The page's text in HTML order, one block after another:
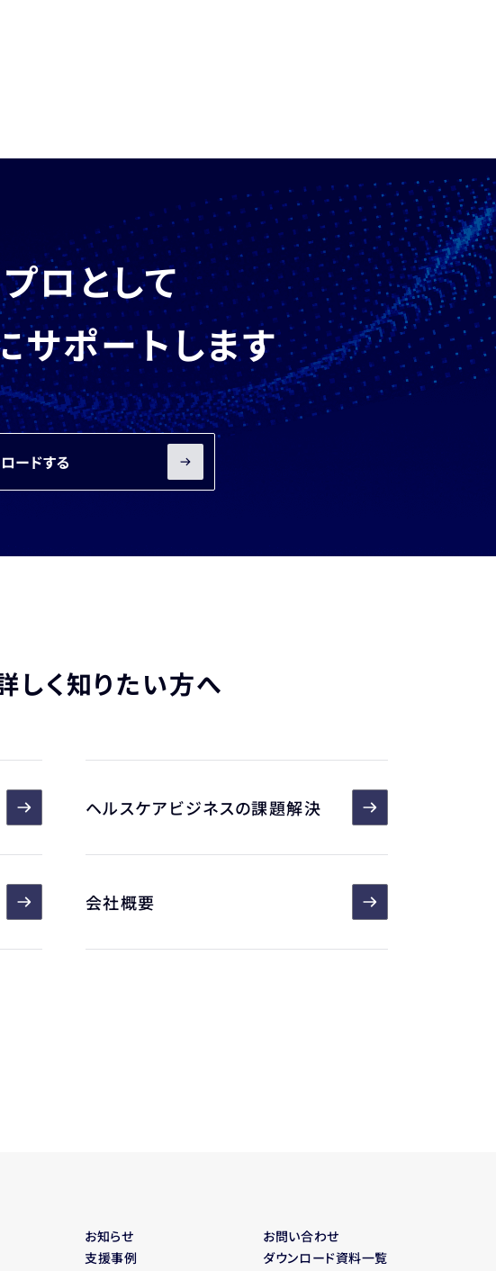
ロとして
サポートします
ードする
しく知りたい方へ
ヘルスケアビジネスの課題解決
会社概要
お知らせ
支援事例
お問い合わせ
ダウンロード資料一覧